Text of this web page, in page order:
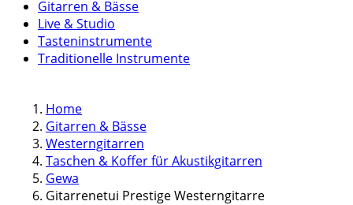
Gitarren & Bässe
Live & Studio
Tasteninstrumente
Traditionelle Instrumente
Home
Gitarren & Bässe
Westerngitarren
Taschen & Koffer für Akustikgitarren
Gewa
Gitarrenetui Prestige Westerngitarre